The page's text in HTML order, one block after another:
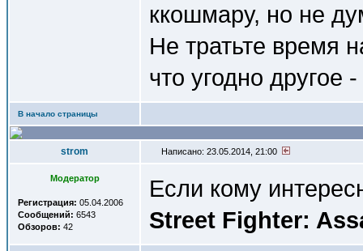
ккошмару, но не
Не тратьте время
что угодно другое
В начало страницы
strom Написано: 23.05.2014, 21:00
Модератор
Регистрация: 05.04.2006
Сообщений: 6543
Обзоров: 42
Если кому
Street Fighter: